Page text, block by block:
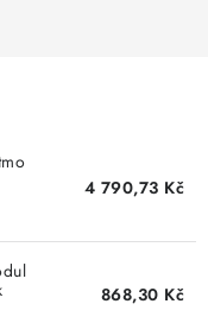
4 790,73 Kč
868,30 Kč